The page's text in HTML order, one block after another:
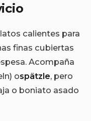
calientes para
finas cubiertas
Acompaña
ospätzle, pero
o boniato asado